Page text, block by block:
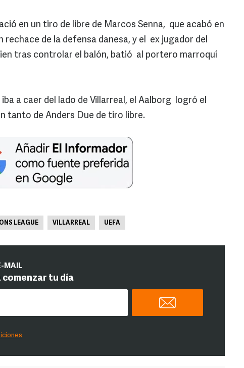
en un tiro de libre de Marcos Senna, que acabó en
rechace de la defensa danesa, y el ex jugador del
tras controlar el balón, batió al portero marroquí
a caer del lado de Villarreal, el Aalborg logró el
tanto de Anders Due de tiro libre.
LEAGUE VILLARREAL UEFA
MAIL
comenzar tu día